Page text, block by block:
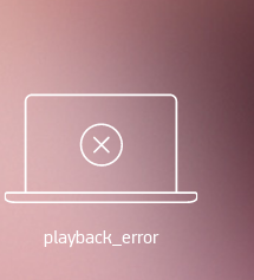
playback_error